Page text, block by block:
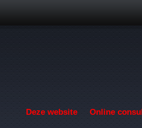
Deze website Online